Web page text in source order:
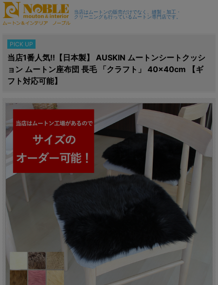
当店はムートンの販売だけでなく、縫製・加工・
クリーニングも行っているムートン専門店です。
PICK UP
当店1番人気!!【日本製】 AUSKIN ムートンシートクッシ
ョン ムートン座布団 長毛 「クラフト」 40×40cm 【ギ
フト対応可能】